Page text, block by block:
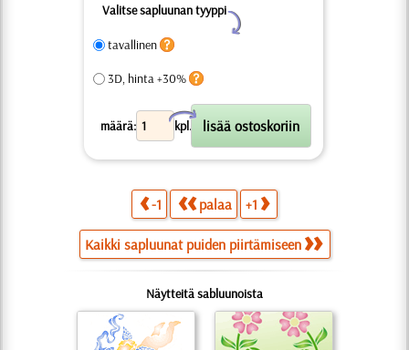
Valitse sapluunan tyyppi
Y
tavallinen
3D, hinta +30%
määrä: kpl.
X
-1 palaa +1
Kaikki sapluunat puiden piirtämiseen
Näytteitä sabluunoista